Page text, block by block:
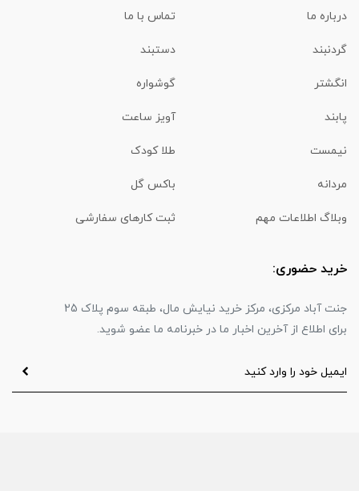
درباره ما تماس با ما
گردنبند دستبند
انگشتر گوشواره
پابند آویز ساعت
نیمست طلا کودک
مردانه باکس گل
وبلاگ اطلاعات مهم ثبت کارهای سفارشی
خرید حضوری:
جنت آباد مرکزی، مرکز خرید نیایش مال، طبقه سوم پلاک 25
برای اطلاع از آخرین اخبار ما در خبرنامه ما عضو شوید.